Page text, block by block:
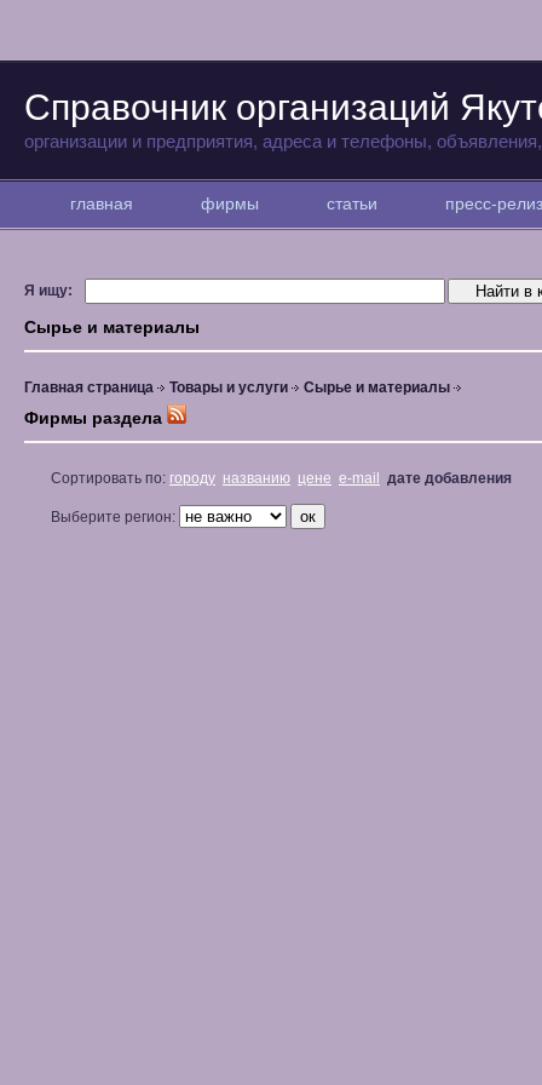
Справочник организаций
организации и предприятия, адреса и телефоны,
главная фирмы статьи пресс-
Я ищу:
Сырье и материалы
Главная страница Товары и услуги Сырье и материалы
Фирмы раздела
Сортировать по: городу названию цене e-mail дате добавления
Выберите регион: